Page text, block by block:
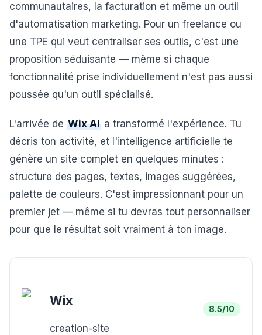
communautaires, la facturation et même un outil
d'automatisation marketing. Pour un freelance ou
une TPE qui veut centraliser ses outils, c'est une
proposition séduisante — même si chaque
fonctionnalité prise individuellement n'est pas aussi
poussée qu'un outil spécialisé.
L'arrivée de Wix AI a transformé l'expérience. Tu
décris ton activité, et l'intelligence artificielle te
génère un site complet en quelques minutes :
structure des pages, textes, images suggérées,
palette de couleurs. C'est impressionnant pour un
premier jet — même si tu devras tout personnaliser
pour que le résultat soit vraiment à ton image.
Wix
creation-site
8.5/10